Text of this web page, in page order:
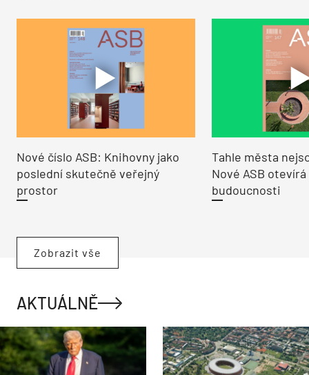
Nové číslo ASB: Knihovny jako
poslední skutečně veřejný
prostor
Tahle města
Nové ASB
budoucnosti
Zobrazit vše
AKTUÁLNĚ